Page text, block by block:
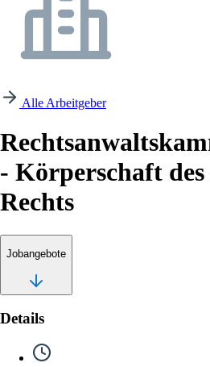
Alle Arbeitgeber
- Körperschaft
Rechts
Jobangebote
Details